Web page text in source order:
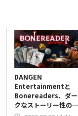
DANGEN
Entertainmentと
Bonereaders、ダー
クなストーリー性のカ